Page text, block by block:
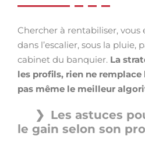
Chercher à rentabiliser, vous
dans l’escalier, sous la pluie,
cabinet du banquier. La
les profils, rien ne
pas même le meilleur
Les astuces
le gain selon son